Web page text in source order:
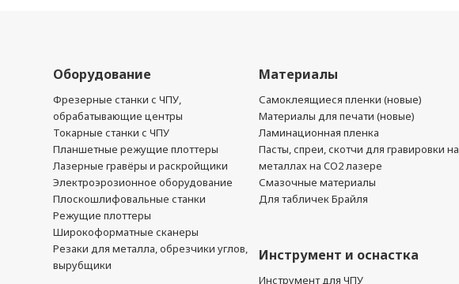
Оборудование
Фрезерные станки с ЧПУ,
обрабатывающие центры
Токарные станки с ЧПУ
Планшетные режущие плоттеры
Лазерные гравёры и раскройщики
Электроэрозионное оборудование
Плоскошлифовальные станки
Режущие плоттеры
Широкоформатные сканеры
Резаки для металла, обрезчики углов,
вырубщики
Материалы
Самоклеящиеся пленки (новые)
Материалы для печати (новые)
Ламинационная пленка
Пасты, спреи, скотчи для гравировки на
металлах на CO2 лазере
Смазочные материалы
Для табличек Брайля
Инструмент и оснастка
Инструмент для ЧПУ